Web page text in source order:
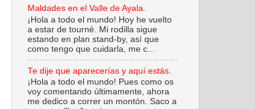
Maldades en el Valle de Ayala.
¡Hola a todo el mundo! Hoy he vuelto
a estar de tournè. Mi rodilla sigue
estando en plan stand-by, así que
como tengo que cuidarla, me c...
Te dije que aparecerías y aquí estás.
¡Hola a todo el mundo! Pues como os
voy comentando últimamente, ahora
me dedico a correr un montón. Saco a